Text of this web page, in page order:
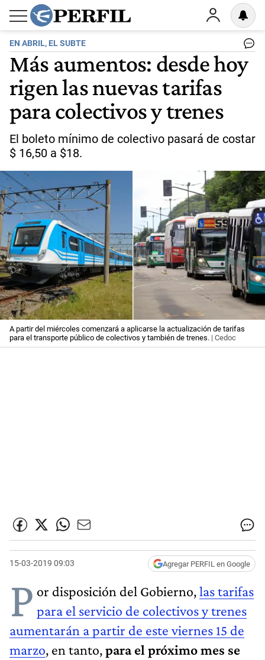
EN ABRIL, EL SUBTE
Más aumentos: desde hoy
rigen las nuevas tarifas
para colectivos y trenes
El boleto mínimo de colectivo pasará de costar
$ 16,50 a $18.
A partir del miércoles comenzará a aplicarse la actualización de tarifas
para el transporte público de colectivos y también de trenes. | Cedoc
15-03-2019 09:03 Agregar PERFIL en Google
P or disposición del Gobierno,las tarifas
para el servicio de colectivos y trenes
aumentarán a partir de este viernes 15 de
marzo, en tanto,para el próximo mes se